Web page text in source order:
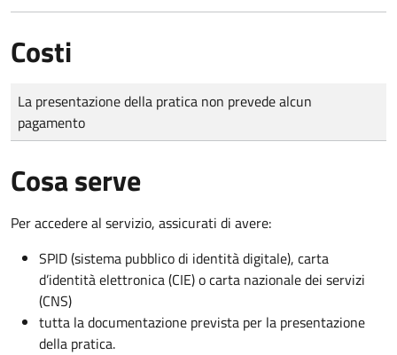
Costi
Tipo di pagamento
Importo
La presentazione della pratica non prevede alcun
pagamento
Cosa serve
Per accedere al servizio, assicurati di avere:
SPID (sistema pubblico di identità digitale), carta
d’identità elettronica (CIE) o carta nazionale dei servizi
(CNS)
tutta la documentazione prevista per la presentazione
della pratica.